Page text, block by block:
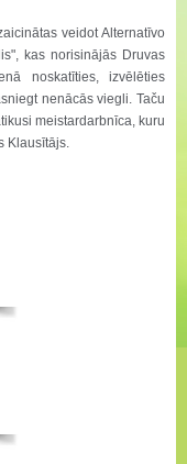
veidot Alternatīvo
kas norisinājās Druvas
noskatīties, izvēlēties
nenācās viegli. Taču
meistardarbnīca, kuru
Klausītājs.